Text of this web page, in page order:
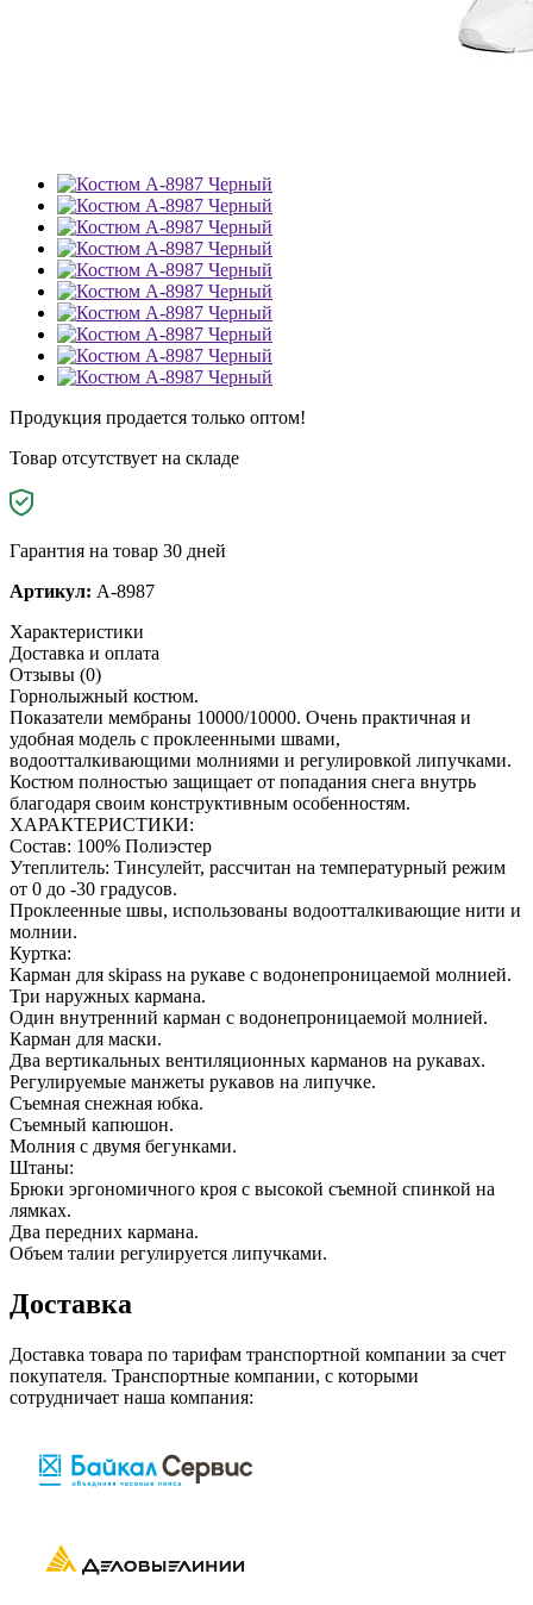
Продукция продается только оптом!
Товар отсутствует на складе
Гарантия на товар 30 дней
Артикул: A-8987
Характеристики
Доставка и оплата
Отзывы (0)
Горнолыжный костюм.
Показатели мембраны 10000/10000. Очень практичная и
удобная модель с проклеенными швами,
водоотталкивающими молниями и регулировкой липучками.
Костюм полностью защищает от попадания снега внутрь
благодаря своим конструктивным особенностям.
ХАРАКТЕРИСТИКИ:
Состав: 100% Полиэстер
Утеплитель: Тинсулейт, рассчитан на температурный режим
от 0 до -30 градусов.
Проклеенные швы, использованы водоотталкивающие нити и
молнии.
Куртка:
Карман для skipass на рукаве с водонепроницаемой молнией.
Три наружных кармана.
Один внутренний карман с водонепроницаемой молнией.
Карман для маски.
Два вертикальных вентиляционных карманов на рукавах.
Регулируемые манжеты рукавов на липучке.
Съемная снежная юбка.
Съемный капюшон.
Молния с двумя бегунками.
Штаны:
Брюки эргономичного кроя с высокой съемной спинкой на
лямках.
Два передних кармана.
Объем талии регулируется липучками.
Доставка
Доставка товара по тарифам транспортной компании за счет
покупателя. Транспортные компании, с которыми
сотрудничает наша компания: